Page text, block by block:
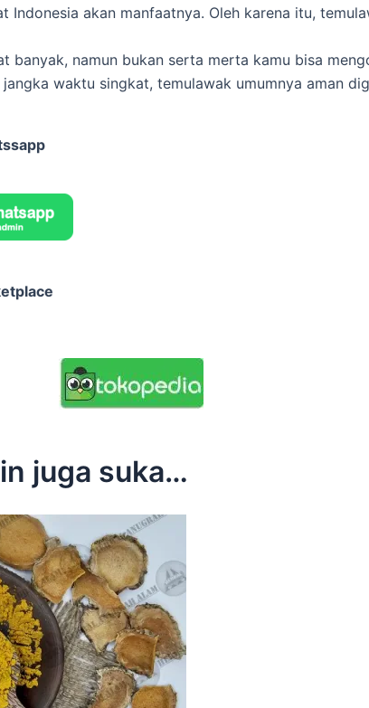
Indonesia akan manfaatnya. Oleh karena itu,
banyak, namun bukan serta merta kamu bisa
waktu singkat, temulawak umumnya aman
juga suka…